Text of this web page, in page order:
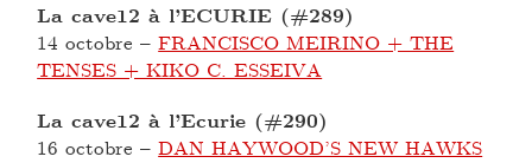
La cave12 à l’ECURIE (#289)
14 octobre –FRANCISCO MEIRINO + THE
TENSES + KIKO C. ESSEIVA
La cave12 à l’Ecurie (#290)
16 octobre –DAN HAYWOOD’S NEW HAWKS